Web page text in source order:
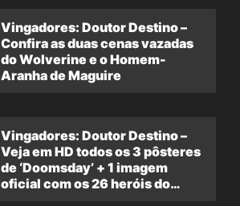
Vingadores: Doutor Destino –
Confira as duas cenas vazadas
do Wolverine e o Homem-
Aranha de Maguire
Vingadores: Doutor Destino –
Veja em HD todos os 3 pôsteres
de ‘Doomsday’ + 1 imagem
oficial com os 26 heróis do